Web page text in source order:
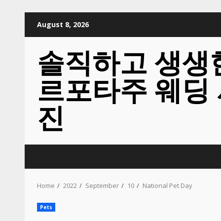
August 8, 2026
솔직하고 생생
르포타주 웨딩
진
Home 2022 September 10 National Pet Day
Pets